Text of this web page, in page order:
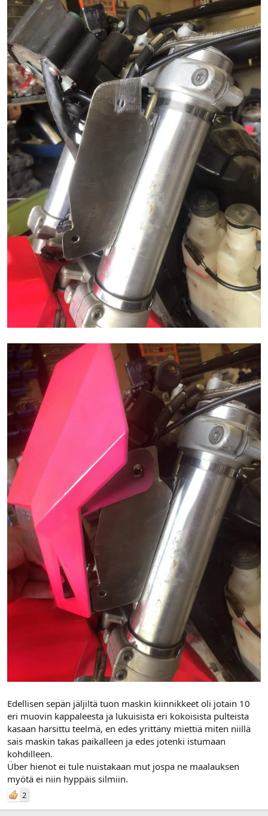
Edellisen sepän jäljiltä tuon maskin kiinnikkeet oli jotain 10
eri muovin kappaleesta ja lukuisista eri kokoisista pulteista
kasaan harsittu teelmä, en edes yrittäny miettiä miten niillä
sais maskin takas paikalleen ja edes jotenki istumaan
kohdilleen.
Über hienot ei tule nuistakaan mut jospa ne maalauksen
myötä ei niin hyppäis silmiin.
2